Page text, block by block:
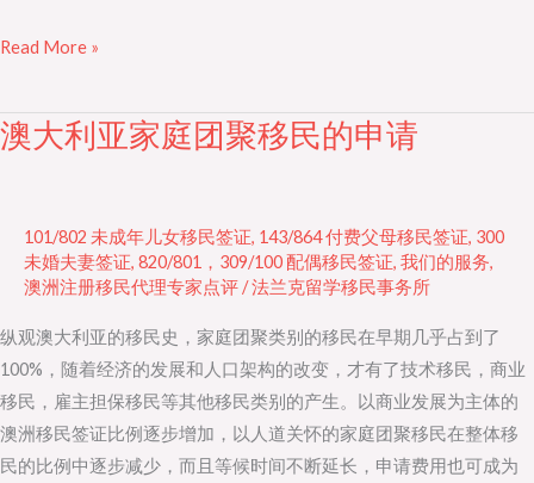
Read More »
澳大利亚家庭团聚移民的申请
101/802 未成年儿女移民签证, 143/864 付费父母移民签证, 300
未婚夫妻签证, 820/801，309/100 配偶移民签证, 我们的服务,
澳洲注册移民代理专家点评/法兰克留学移民事务所
纵观澳大利亚的移民史，家庭团聚类别的移民在早期几乎占到了
100%，随着经济的发展和人口架构的改变，才有了技术移民，商业
移民，雇主担保移民等其他移民类别的产生。以商业发展为主体的
澳洲移民签证比例逐步增加，以人道关怀的家庭团聚移民在整体移
民的比例中逐步减少，而且等候时间不断延长，申请费用也可成为
澳